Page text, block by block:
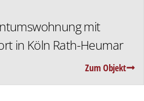
mit
in Köln Rath-Heumar
Zum Objekt